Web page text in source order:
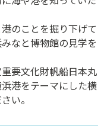
のことを掘り下げて
なと博物館の見学を
要文化財帆船日本丸
港をテーマにした横
い。